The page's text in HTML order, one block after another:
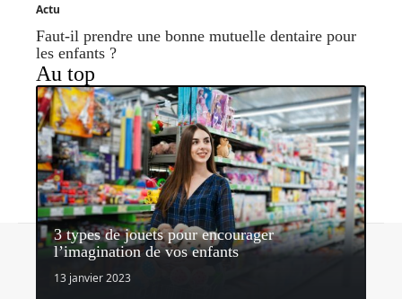
Actu
Faut-il prendre une bonne mutuelle dentaire pour
les enfants ?
Au top
3 types de jouets pour encourager
l’imagination de vos enfants
13 janvier 2023© 2026 | nosenfantsdabord.com
Contact Mentions légales Sitemap